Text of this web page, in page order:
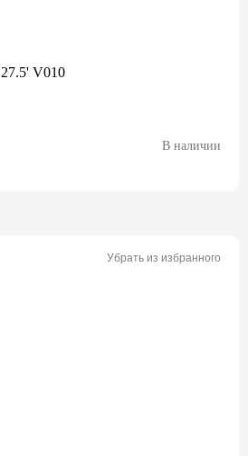
V010
В наличии
Убрать из избранного